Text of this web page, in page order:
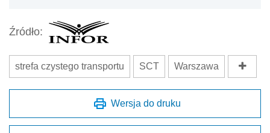
Źródło:
strefa czystego transportu SCT Warszawa
Wersja do druku